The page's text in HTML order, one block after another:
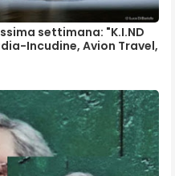
settimana: "K.I.ND
Incudine, Avion Travel,